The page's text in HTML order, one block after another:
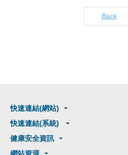
Back
快速連結(網站)
快速連結(系統)
健康安全資訊
網站資源